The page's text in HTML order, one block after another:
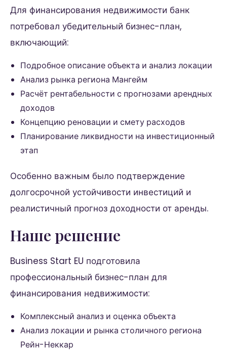
Для финансирования недвижимости банк
потребовал убедительный бизнес-план,
включающий:
Подробное описание объекта и анализ локации
Анализ рынка региона Мангейм
Расчёт рентабельности с прогнозами арендных
доходов
Концепцию реновации и смету расходов
Планирование ликвидности на инвестиционный
этап
Особенно важным было подтверждение
долгосрочной устойчивости инвестиций и
реалистичный прогноз доходности от аренды.
Наше решение
Business Start EU подготовила
профессиональный бизнес-план для
финансирования недвижимости:
Комплексный анализ и оценка объекта
Анализ локации и рынка столичного региона
Рейн-Неккар